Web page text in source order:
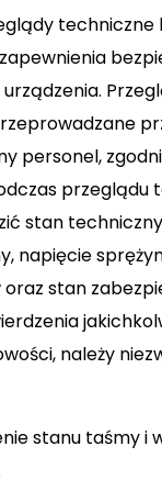
techniczne
personel,
przeglądu
stan
napięcie
stan
należy
stanu taśmy i